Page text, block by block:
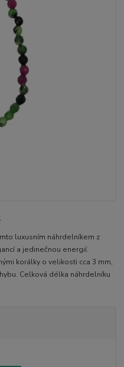
luxusním náhrdelníkem z
a jedinečnou energií.
korálky o velikosti cca 3 mm,
Celková délka náhrdelníku